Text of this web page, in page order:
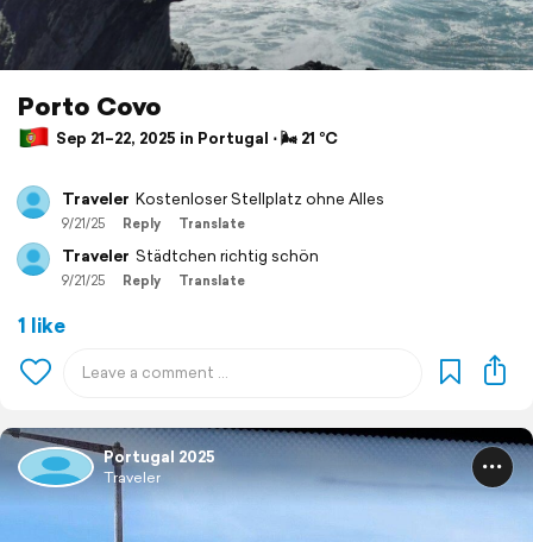
Porto Covo
Sep 21–22, 2025 in Portugal ⋅ 🌬 21 °C
Traveler Kostenloser Stellplatz ohne Alles
9/21/25 Reply Translate
Traveler Städtchen richtig schön
9/21/25 Reply Translate
1 like
Portugal 2025
Traveler